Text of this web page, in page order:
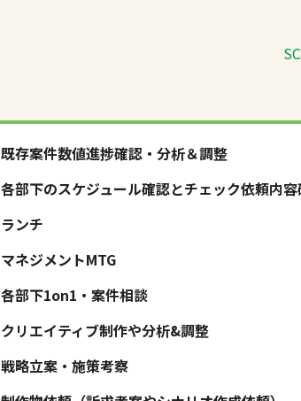
既存案件数値進捗確認・分析＆調整
各部下のスケジュール確認とチェック依頼内
ランチ
マネジメントMTG
各部下1on1・案件相談
クリエイティブ制作や分析&調整
戦略立案・施策考察